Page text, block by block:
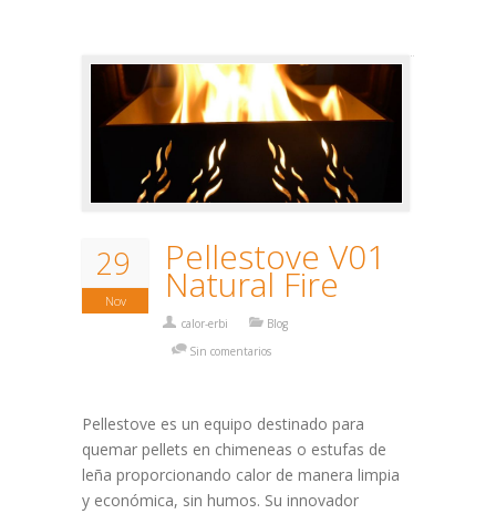
29
Nov
Pellestove V01
Natural Fire
calor-erbi
Blog
Sin comentarios
Pellestove es un equipo destinado para
quemar pellets en chimeneas o estufas de
leña proporcionando calor de manera limpia
y económica, sin humos. Su innovador